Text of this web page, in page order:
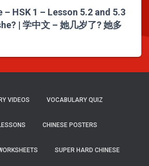
– HSK 1 – Lesson 5.2 and 5.3
| 学中文 – 她几岁了? 她多
VIDEOS VOCABULARY QUIZ
CHINESE POSTERS
SUPER HARD CHINESE